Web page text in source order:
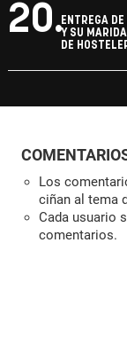
20.ENTREGA
Y SU
DE
Los
ciñan al tema
Cada usuario
comentarios.